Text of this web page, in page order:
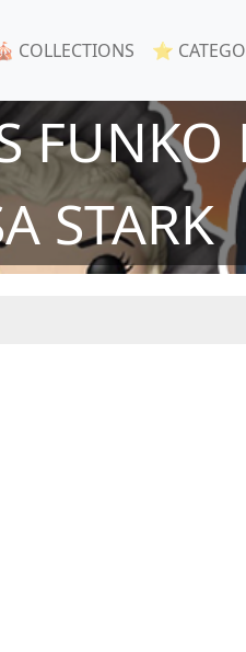
COLLECTIONS ⭐
FUNKO
STARK